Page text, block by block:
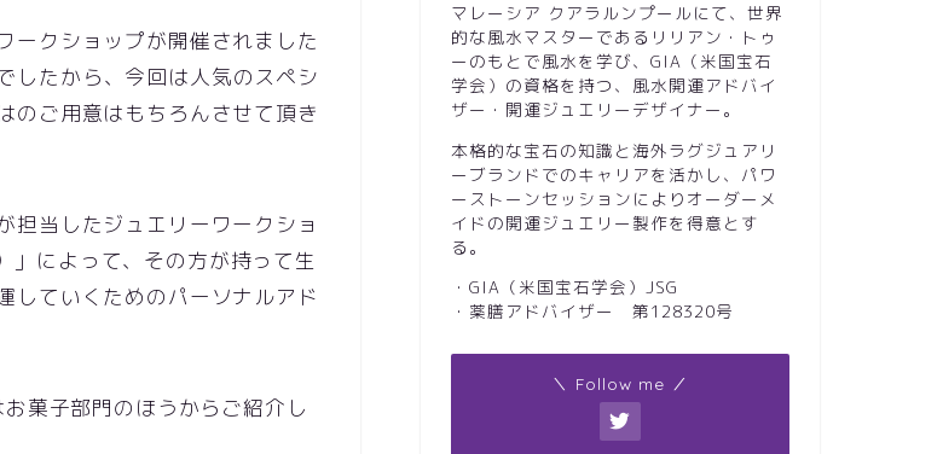
ークショップが開催されました
したから、今回は人気のスペシ
のご用意はもちろんさせて頂き
担当したジュエリーワークショ
によって、その方が持って生
していくためのパーソナルアド
菓子部門のほうからご紹介し
マレーシア クアラルンプールにて、世界
的な風水マスターであるリリアン・トゥ
ーのもとで風水を学び、GIA（米国宝石
学会）の資格を持つ、風水開運アドバイ
ザー・開運ジュエリーデザイナー。
本格的な宝石の知識と海外ラグジュアリ
ーブランドでのキャリアを活かし、パワ
ーストーンセッションによりオーダーメ
イドの開運ジュエリー製作を得意とす
る。
・GIA（米国宝石学会）JSG
・薬膳アドバイザー 第128320号
＼ Follow me ／